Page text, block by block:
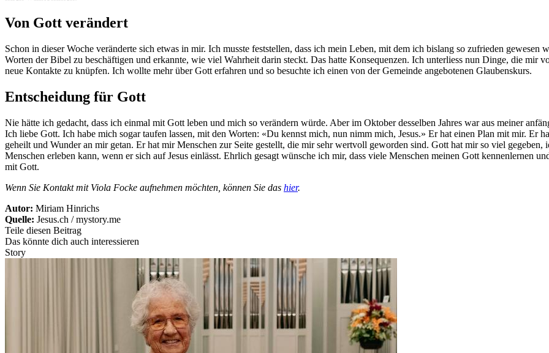
Von Gott verändert
Schon in dieser Woche veränderte sich etwas in mir. Ich musste feststellen, dass ich mein Leben, mit dem ich bislang so zufrieden
Worten der Bibel zu beschäftigen und erkannte, wie viel Wahrheit darin steckt. Das hatte Konsequenzen. Ich unterliess nun Dinge, die mir
neue Kontakte zu knüpfen. Ich wollte mehr über Gott erfahren und so besuchte ich einen von der Gemeinde angebotenen Glaubenskurs.
Entscheidung für Gott
Nie hätte ich gedacht, dass ich einmal mit Gott leben und mich so verändern würde. Aber im Oktober desselben Jahres war aus meiner
Ich liebe Gott. Ich habe mich sogar taufen lassen, mit den Worten: «Du kennst mich, nun nimm mich, Jesus.» Er hat einen Plan mit mir. Er
geheilt und Wunder an mir getan. Er hat mir Menschen zur Seite gestellt, die mir sehr wertvoll geworden sind. Gott hat mir so viel
Menschen erleben kann, wenn er sich auf Jesus einlässt. Ehrlich gesagt wünsche ich mir, dass viele Menschen meinen Gott kennenlernen
mit Gott.
Wenn Sie Kontakt mit Viola Focke aufnehmen möchten, können Sie das hier.
Autor: Miriam Hinrichs
Quelle: Jesus.ch / mystory.me
Teile diesen Beitrag
Das könnte dich auch interessieren
Story